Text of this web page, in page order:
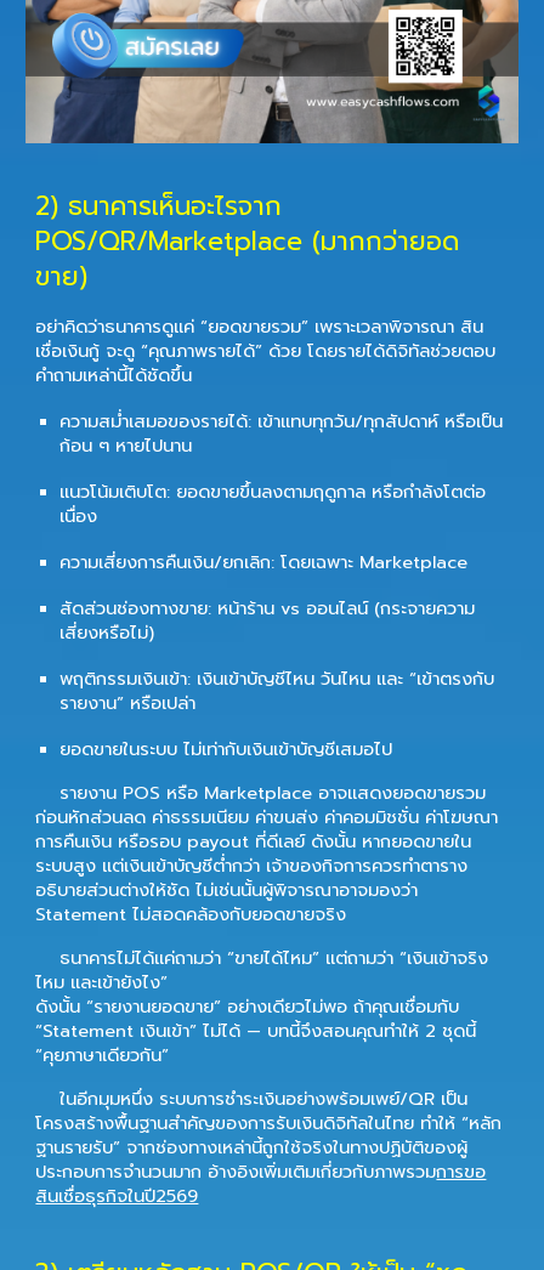
2) ธนาคารเห็นอะไรจาก
POS/QR/Marketplace (มากกว่ายอด
ขาย)
อย่าคิดว่าธนาคารดูแค่ “ยอดขายรวม” เพราะเวลาพิจารณา สิน
เชื่อเงินกู้ จะดู “คุณภาพรายได้” ด้วย โดยรายได้ดิจิทัลช่วยตอบ
คำถามเหล่านี้ได้ชัดขึ้น
ความสม่ำเสมอของรายได้: เข้าแทบทุกวัน/ทุกสัปดาห์ หรือเป็น
ก้อน ๆ หายไปนาน
แนวโน้มเติบโต: ยอดขายขึ้นลงตามฤดูกาล หรือกำลังโตต่อ
เนื่อง
ความเสี่ยงการคืนเงิน/ยกเลิก: โดยเฉพาะ Marketplace
สัดส่วนช่องทางขาย: หน้าร้าน vs ออนไลน์ (กระจายความ
เสี่ยงหรือไม่)
พฤติกรรมเงินเข้า: เงินเข้าบัญชีไหน วันไหน และ “เข้าตรงกับ
รายงาน” หรือเปล่า
ยอดขายในระบบ ไม่เท่ากับเงินเข้าบัญชีเสมอไป
รายงาน POS หรือ Marketplace อาจแสดงยอดขายรวม
ก่อนหักส่วนลด ค่าธรรมเนียม ค่าขนส่ง ค่าคอมมิชชั่น ค่าโฆษณา
การคืนเงิน หรือรอบ payout ที่ดีเลย์ ดังนั้น หากยอดขายใน
ระบบสูง แต่เงินเข้าบัญชีต่ำกว่า เจ้าของกิจการควรทำตาราง
อธิบายส่วนต่างให้ชัด ไม่เช่นนั้นผู้พิจารณาอาจมองว่า
Statement ไม่สอดคล้องกับยอดขายจริง
ธนาคารไม่ได้แค่ถามว่า “ขายได้ไหม” แต่ถามว่า “เงินเข้าจริง
ไหม และเข้ายังไง”
ดังนั้น “รายงานยอดขาย” อย่างเดียวไม่พอ ถ้าคุณเชื่อมกับ
“Statement เงินเข้า” ไม่ได้ — บทนี้จึงสอนคุณทำให้ 2 ชุดนี้
“คุยภาษาเดียวกัน”
ในอีกมุมหนึ่ง ระบบการชำระเงินอย่างพร้อมเพย์/QR เป็น
โครงสร้างพื้นฐานสำคัญของการรับเงินดิจิทัลในไทย ทำให้ “หลัก
ฐานรายรับ” จากช่องทางเหล่านี้ถูกใช้จริงในทางปฏิบัติของผู้
ประกอบการจำนวนมาก อ้างอิงเพิ่มเติมเกี่ยวกับภาพรวมการขอ
สินเชื่อธุรกิจในปี2569